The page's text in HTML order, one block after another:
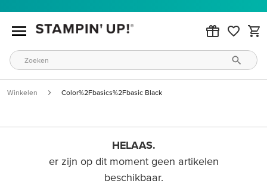
Winkelen Color%2Fbasics%2Fbasic Black
HELAAS.
er zijn op dit moment geen artikelen
beschikbaar.